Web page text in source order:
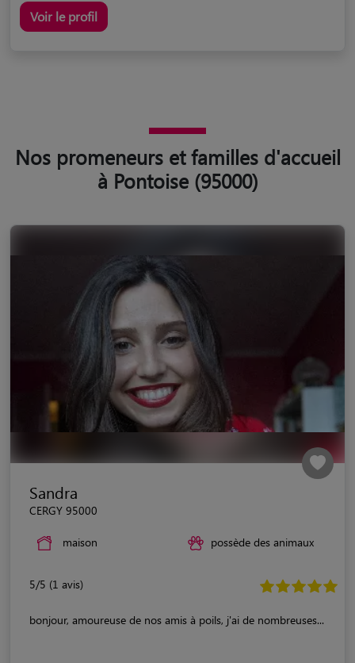
Voir le profil
Nos promeneurs et familles d'accueil
à Pontoise (95000)
Sandra
CERGY 95000
maison possède des animaux
5/5 (1 avis)
bonjour, amoureuse de nos amis à poils, j'ai de nombreuses...